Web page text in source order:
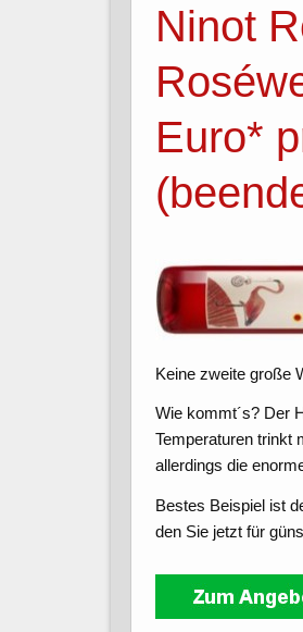
Ninot
Euro*
Keine zweite große
Wie kommt´s? Der
Temperaturen trinkt
allerdings die
Bestes Beispiel ist
den Sie jetzt für